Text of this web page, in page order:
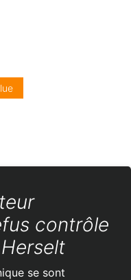
contrôle
se sont